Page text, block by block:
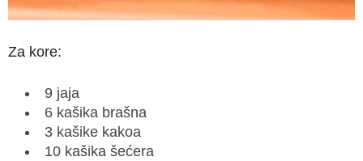
Za kore:
9 jaja
6 kašika brašna
3 kašike kakoa
10 kašika šećera